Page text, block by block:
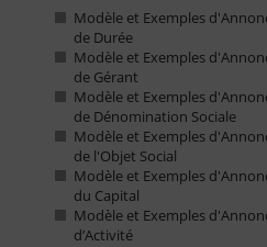
Modèle et Exemples
de Durée
Modèle et Exemples
de Gérant
Modèle et Exemples
de Dénomination Sociale
Modèle et Exemples
de l'Objet Social
Modèle et Exemples
du Capital
Modèle et Exemples
d’Activité